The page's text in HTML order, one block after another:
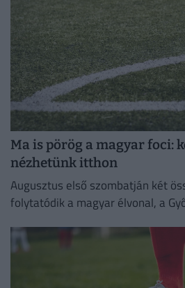
Ma is pörög a magyar foci:
nézhetünk itthon
Augusztus első szombatján két
folytatódik a magyar élvonal, a